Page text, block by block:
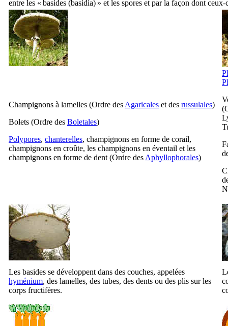
entre les « basides (basidia) » et les spores et par la façon dont
Champignons à lamelles (Ordre des Agaricales et des russulales)
Bolets (Ordre des Boletales)
Polypores, chanterelles, champignons en forme de corail,
champignons en croûte, les champignons en éventail et les
champignons en forme de dent (Ordre des Aphyllophorales)
Les basides se développent dans des couches, appelées
hyménium, des lamelles, des tubes, des dents ou des plis sur les
corps fructifères.